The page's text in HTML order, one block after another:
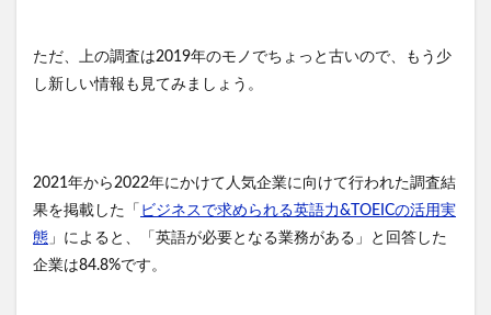
ただ、上の調査は2019年のモノでちょっと古いので、もう少
し新しい情報も見てみましょう。
2021年から2022年にかけて人気企業に向けて行われた調査結
果を掲載した「 ビジネスで求められる英語力&TOEICの活用実
態 」によると、「英語が必要となる業務がある」と回答した
企業は84.8%です。